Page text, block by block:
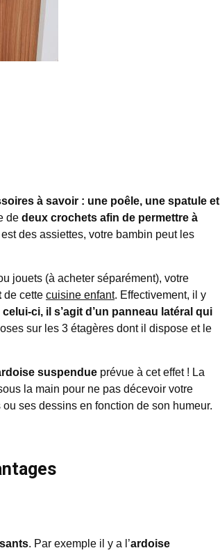
à savoir : une poêle, une spatule et
de deux crochets afin de permettre à
des assiettes, votre bambin peut les
jouets (à acheter séparément), votre
de cette cuisine enfant. Effectivement, il y
ci, il s’agit d’un panneau latéral qui
sur les 3 étagères dont il dispose et le
suspendue prévue à cet effet ! La
la main pour ne pas décevoir votre
ses dessins en fonction de son humeur.
. Par exemple il y a l’ardoise